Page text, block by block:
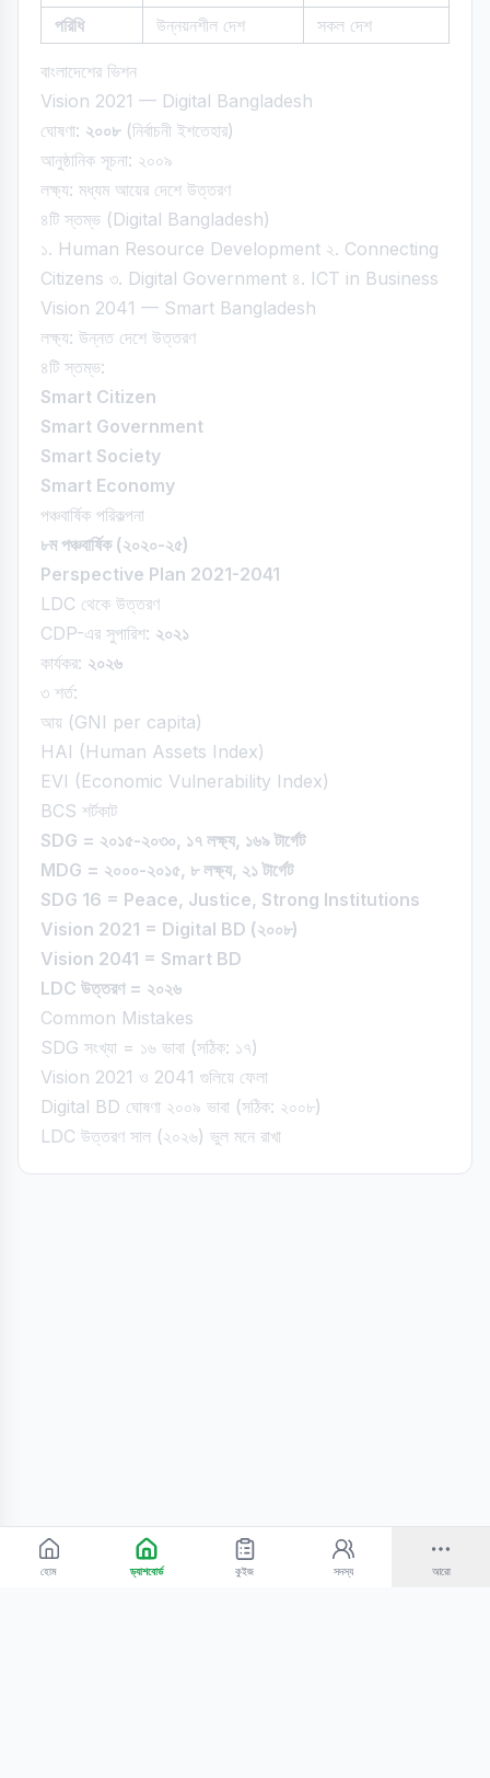
পরিধি
উন্নয়নশীল দেশ সকল দেশ
বাংলাদেশের ভিশন
Vision 2021 — Digital Bangladesh
ঘোষণা: ২০০৮(নির্বাচনী ইশতেহার)
আনুষ্ঠানিক সূচনা: ২০০৯
লক্ষ্য: মধ্যম আয়ের দেশে উত্তরণ
৪টি স্তম্ভ (Digital Bangladesh)
১. Human Resource Development ২. Connecting
Citizens ৩. Digital Government ৪. ICT in Business
Vision 2041 — Smart Bangladesh
লক্ষ্য: উন্নত দেশে উত্তরণ
৪টি স্তম্ভ:
Smart Citizen
Smart Government
Smart Society
Smart Economy
পঞ্চবার্ষিক পরিকল্পনা
৮ম পঞ্চবার্ষিক (২০২০-২৫)
Perspective Plan 2021-2041
LDC থেকে উত্তরণ
CDP-এর সুপারিশ: ২০২১
কার্যকর: ২০২৬
৩ শর্ত:
আয় (GNI per capita)
HAI (Human Assets Index)
EVI (Economic Vulnerability Index)
BCS শর্টকাট
SDG = ২০১৫-২০৩০, ১৭ লক্ষ্য, ১৬৯ টার্গেট
MDG = ২০০০-২০১৫, ৮ লক্ষ্য, ২১ টার্গেট
SDG 16 = Peace, Justice, Strong Institutions
Vision 2021 = Digital BD (২০০৮)
Vision 2041 = Smart BD
LDC উত্তরণ = ২০২৬
Common Mistakes
SDG সংখ্যা = ১৬ ভাবা (সঠিক: ১৭)
Vision 2021 ও 2041 গুলিয়ে ফেলা
Digital BD ঘোষণা ২০০৯ ভাবা (সঠিক: ২০০৮)
LDC উত্তরণ সাল (২০২৬) ভুল মনে রাখা
হোম ড্যাশবোর্ড কুইজ সদস্য আরো